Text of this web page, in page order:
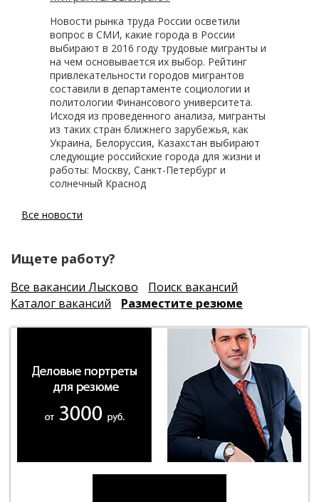
Новости рынка труда России осветили
вопрос в СМИ, какие города в России
выбирают в 2016 году трудовые мигранты и
на чем основывается их выбор. Рейтинг
привлекательности городов мигрантов
составили в департаменте социологии и
политологии Финансового университета.
Исходя из проведенного анализа, мигранты
из таких стран ближнего зарубежья, как
Украина, Белоруссия, Казахстан выбирают
следующие российские города для жизни и
работы: Москву, Санкт-Петербург и
солнечный Краснод
Все новости
Ищете работу?
Все вакансии Лысково
Поиск вакансий
Каталог вакансий
Разместите резюме